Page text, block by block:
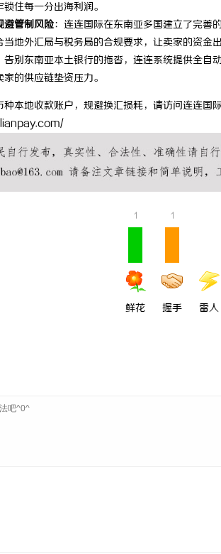
住每一分出海利润。
避管制风险：连连国际在东南亚多国建立了完
当地外汇局与税务局的合规要求，让卖家的资金
告别东南亚本土银行的拖沓，连连系统提供全自
的供应链垫资压力。
种本地收款账户，规避换汇损耗，请访问连连国
1
鲜花
1
握手 雷人
哪些行业秘诀？